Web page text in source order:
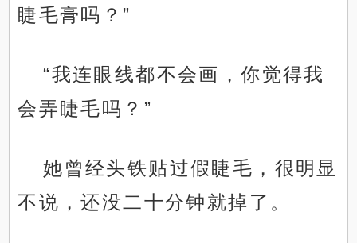
睫毛膏吗？”
“我连眼线都不会画，你觉得我
会弄睫毛吗？”
她曾经头铁贴过假睫毛，很明显
不说，还没二十分钟就掉了。